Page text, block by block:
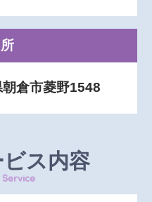
倉市菱野1548
ス内容